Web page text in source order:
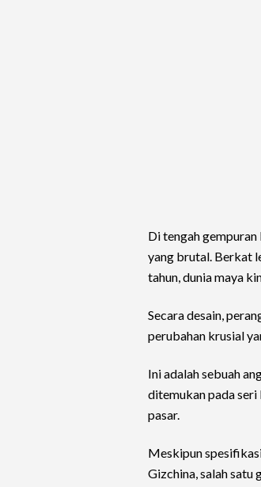
Di tengah
yang brutal. Berkat
tahun, dunia maya
Secara desain,
perubahan krusial
Ini adalah sebuah
ditemukan pada
pasar.
Meskipun
Gizchina, salah satu